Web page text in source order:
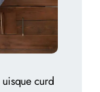
curd